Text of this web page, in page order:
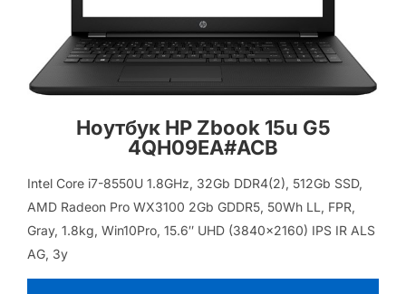
Ноутбук HP Zbook 15u G5
4QH09EA#ACB
Intel Core i7-8550U 1.8GHz, 32Gb DDR4(2), 512Gb SSD,
AMD Radeon Pro WX3100 2Gb GDDR5, 50Wh LL, FPR,
Gray, 1.8kg, Win10Pro, 15.6″ UHD (3840×2160) IPS IR ALS
AG, 3y